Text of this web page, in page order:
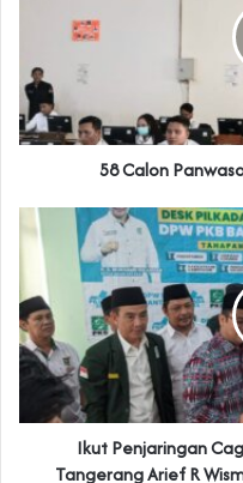
58 Calon
Ikut Penjaringan
Tangerang Arief R